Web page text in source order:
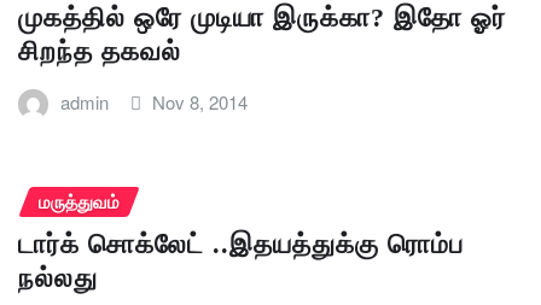
முகத்தில் ஒரே முடியா இருக்கா? இதோ ஓர்
சிறந்த தகவல்
admin Nov 8, 2014
மருத்துவம்
டார்க் சொக்லேட் ..இதயத்துக்கு ரொம்ப
நல்லது